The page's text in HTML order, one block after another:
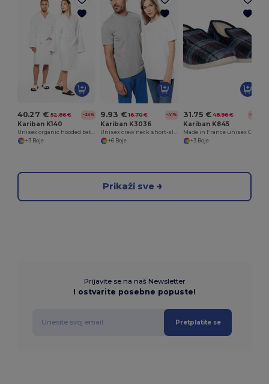
40.27 € 52.86 € -24%
Kariban K140
+3 Boje
9.93 € 16.70 € -41%
Kariban K3036
+6 Boje
31.75 € 48.96 € -35%
Kariban K845
+3 Boje
Prikaži sve
Prijavite se na naš Newsletter
I ostvarite posebne popuste!
Pretplatite se